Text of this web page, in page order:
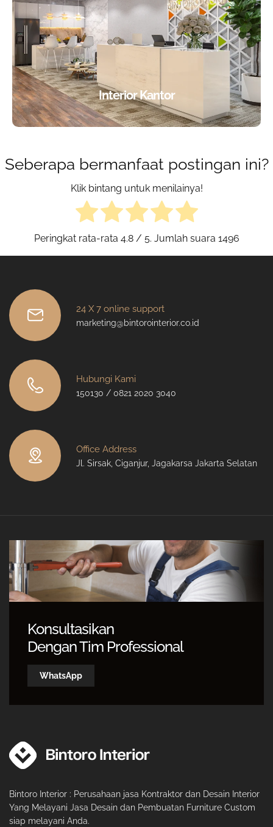
Interior Kantor
Seberapa bermanfaat postingan ini?
Klik bintang untuk menilainya!
Peringkat rata-rata 4.8/ 5. Jumlah suara 1496
24 X 7 online support
marketing@bintorointerior.co.id
Hubungi Kami
150130 / 0821 2020 3040
Office Address
Jl. Sirsak, Ciganjur, Jagakarsa Jakarta Selatan
Konsultasikan
Dengan Tim Professional
WhatsApp
Bintoro Interior : Perusahaan jasa Kontraktor dan Desain Interior
Yang Melayani Jasa Desain dan Pembuatan Furniture Custom
siap melayani Anda.